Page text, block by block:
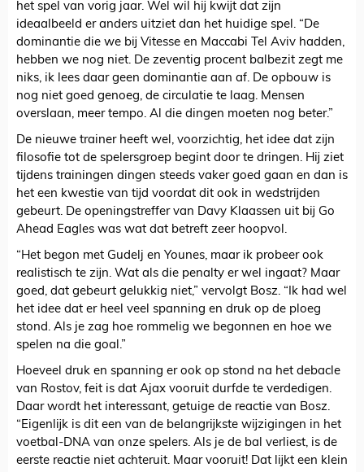
het spel van vorig jaar. Wel wil hij kwijt dat zijn
ideaalbeeld er anders uitziet dan het huidige spel. “De
dominantie die we bij Vitesse en Maccabi Tel Aviv hadden,
hebben we nog niet. De zeventig procent balbezit zegt me
niks, ik lees daar geen dominantie aan af. De opbouw is
nog niet goed genoeg, de circulatie te laag. Mensen
overslaan, meer tempo. Al die dingen moeten nog beter.”
De nieuwe trainer heeft wel, voorzichtig, het idee dat zijn
filosofie tot de spelersgroep begint door te dringen. Hij ziet
tijdens trainingen dingen steeds vaker goed gaan en dan is
het een kwestie van tijd voordat dit ook in wedstrijden
gebeurt. De openingstreffer van Davy Klaassen uit bij Go
Ahead Eagles was wat dat betreft zeer hoopvol.
“Het begon met Gudelj en Younes, maar ik probeer ook
realistisch te zijn. Wat als die penalty er wel ingaat? Maar
goed, dat gebeurt gelukkig niet,” vervolgt Bosz. “Ik had wel
het idee dat er heel veel spanning en druk op de ploeg
stond. Als je zag hoe rommelig we begonnen en hoe we
spelen na die goal.”
Hoeveel druk en spanning er ook op stond na het debacle
van Rostov, feit is dat Ajax vooruit durfde te verdedigen.
Daar wordt het interessant, getuige de reactie van Bosz.
“Eigenlijk is dit een van de belangrijkste wijzigingen in het
voetbal-DNA van onze spelers. Als je de bal verliest, is de
eerste reactie niet achteruit. Maar vooruit! Dat lijkt een klein